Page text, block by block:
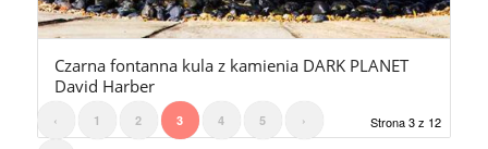
Czarna fontanna kula z kamienia DARK PLANET
David Harber
Strona 3 z 12
‹ 1 2 3 4 5 ›